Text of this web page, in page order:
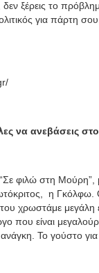
δεν ξέρεις το
για πάρτη
να ανεβάσεις
φιλώ στη Μούρη”,
η Γκόλφω.
χρωστάμε μεγάλη
που είναι
ανάγκη. Το γούστο για